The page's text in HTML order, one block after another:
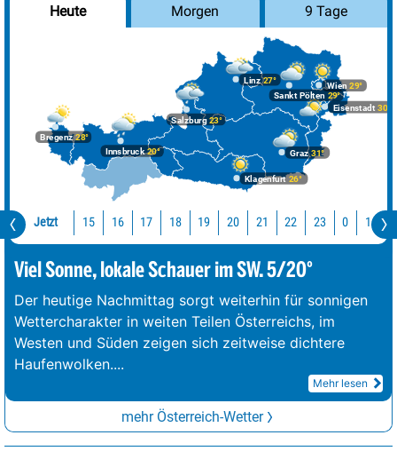
Heute Morgen 9 Tage
Bregenz28°
Graz31°
Innsbruck20°
Klagenfurt 26°
Linz27°
Salzburg23°
Wien 29°
Eisenstadt 30°
Sankt Pölten 29°
Jetzt 15 16 17 18 19 20 21 22 23 0 1
Viel Sonne, lokale Schauer im SW. 5/20°
Der heutige Nachmittag sorgt weiterhin für sonnigen
Wettercharakter in weiten Teilen Österreichs, im
Westen und Süden zeigen sich zeitweise dichtere
Haufenwolken....
Mehr lesen
mehr Österreich-Wetter